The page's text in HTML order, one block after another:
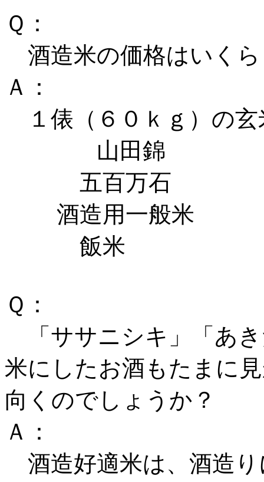
Ｑ：
酒造米の価格はいく
Ａ：
１俵（６０ｋｇ）の玄
山田錦 ２９
五百万石 ２１
酒造用一般米 １
飯米 ２２９０
Ｑ：
「ササニシキ」「あ
米にしたお酒もたまに
向くのでしょうか？
Ａ：
酒造好適米は、酒造